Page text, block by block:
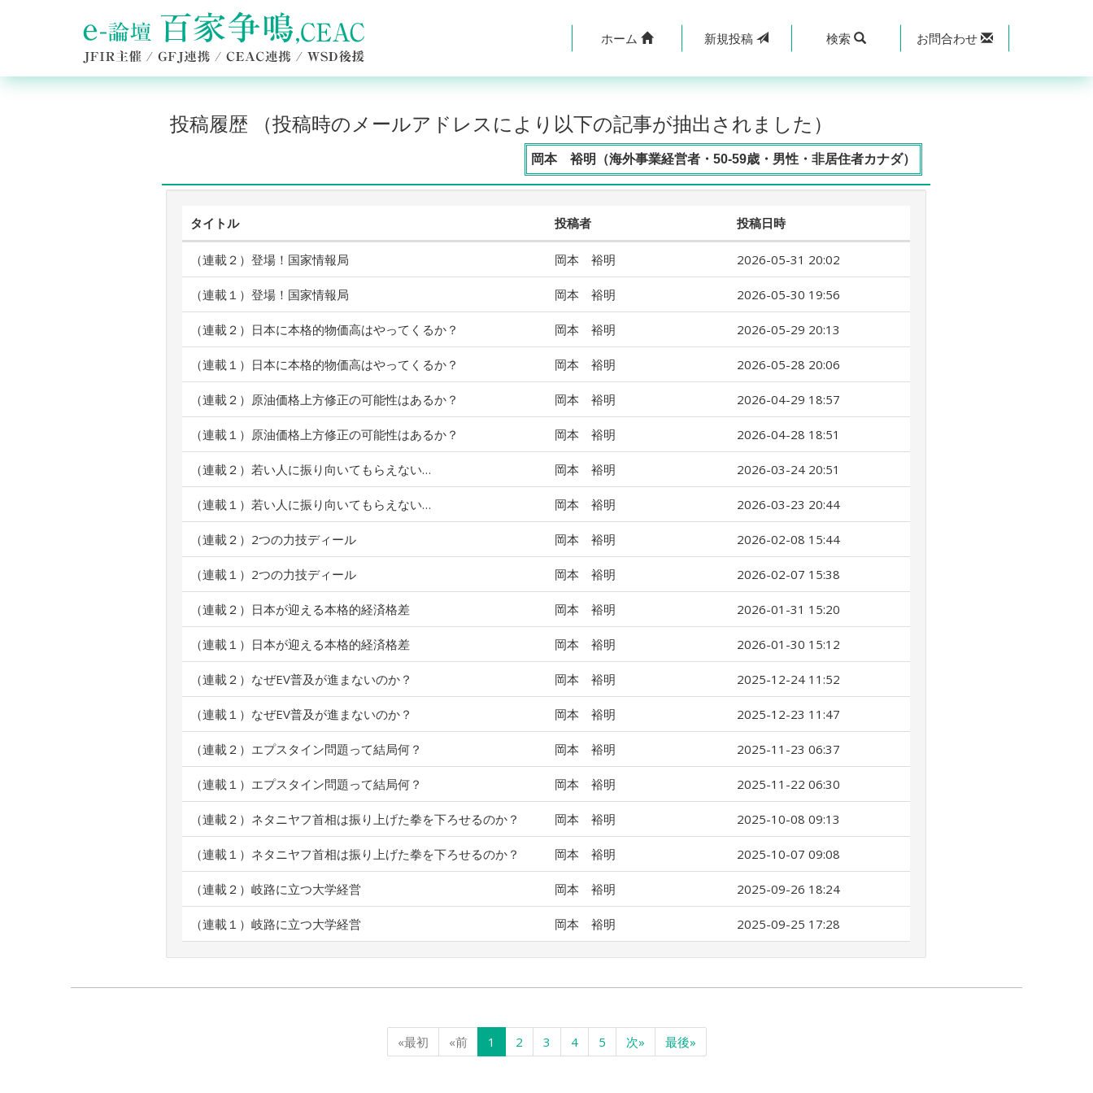
ホーム 新規投稿 検索 お問合わせ
投稿履歴 （投稿時のメールアドレスにより以下の記事が抽出されました）
岡本 裕明（海外事業経営者・50-59歳・男性・非居住者カナダ）
タイトル 投稿者 投稿日時
（連載２）登場！国家情報局 岡本 裕明 2026-05-31 20:02
（連載１）登場！国家情報局 岡本 裕明 2026-05-30 19:56
（連載２）日本に本格的物価高はやってくるか？ 岡本 裕明 2026-05-29 20:13
（連載１）日本に本格的物価高はやってくるか？ 岡本 裕明 2026-05-28 20:06
（連載２）原油価格上方修正の可能性はあるか？ 岡本 裕明 2026-04-29 18:57
（連載１）原油価格上方修正の可能性はあるか？ 岡本 裕明 2026-04-28 18:51
（連載２）若い人に振り向いてもらえない… 岡本 裕明 2026-03-24 20:51
（連載１）若い人に振り向いてもらえない… 岡本 裕明 2026-03-23 20:44
（連載２）2つの力技ディール 岡本 裕明 2026-02-08 15:44
（連載１）2つの力技ディール 岡本 裕明 2026-02-07 15:38
（連載２）日本が迎える本格的経済格差 岡本 裕明 2026-01-31 15:20
（連載１）日本が迎える本格的経済格差 岡本 裕明 2026-01-30 15:12
（連載２）なぜEV普及が進まないのか？ 岡本 裕明 2025-12-24 11:52
（連載１）なぜEV普及が進まないのか？ 岡本 裕明 2025-12-23 11:47
（連載２）エプスタイン問題って結局何？ 岡本 裕明 2025-11-23 06:37
（連載１）エプスタイン問題って結局何？ 岡本 裕明 2025-11-22 06:30
（連載２）ネタニヤフ首相は振り上げた拳を下ろせるのか？ 岡本 裕明 2025-10-08 09:13
（連載１）ネタニヤフ首相は振り上げた拳を下ろせるのか？ 岡本 裕明 2025-10-07 09:08
（連載２）岐路に立つ大学経営 岡本 裕明 2025-09-26 18:24
（連載１）岐路に立つ大学経営 岡本 裕明 2025-09-25 17:28
«最初 «前 1 2 3 4 5 次» 最後»